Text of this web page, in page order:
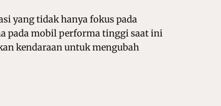
yang tidak hanya fokus pada
pada mobil performa tinggi saat ini
kendaraan untuk mengubah